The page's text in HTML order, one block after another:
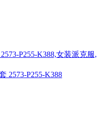
2573-P255-K388